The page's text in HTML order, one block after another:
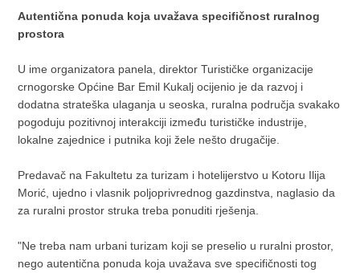
Autentična ponuda koja uvažava specifičnost ruralnog
prostora
U ime organizatora panela, direktor Turističke organizacije
crnogorske Općine Bar Emil Kukalj ocijenio je da razvoj i
dodatna strateška ulaganja u seoska, ruralna područja svakako
pogoduju pozitivnoj interakciji između turističke industrije,
lokalne zajednice i putnika koji žele nešto drugačije.
Predavač na Fakultetu za turizam i hotelijerstvo u Kotoru Ilija
Morić, ujedno i vlasnik poljoprivrednog gazdinstva, naglasio da
za ruralni prostor struka treba ponuditi rješenja.
"Ne treba nam urbani turizam koji se preselio u ruralni prostor,
nego autentična ponuda koja uvažava sve specifičnosti tog